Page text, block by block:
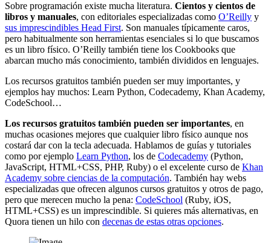
Sobre programación existe mucha literatura. Cientos y cientos de
libros y manuales, con editoriales especializadas como O’Reilly y
sus imprescindibles Head First. Son manuales típicamente caros,
pero habitualmente son herramientas esenciales si lo que buscamos
es un libro físico. O’Reilly también tiene los Cookbooks que
abarcan mucho más conocimiento, también divididos en lenguajes.
Los recursos gratuitos también pueden ser muy importantes, y
ejemplos hay muchos: Learn Python, Codecademy, Khan Academy,
CodeSchool…
Los recursos gratuitos también pueden ser importantes, en
muchas ocasiones mejores que cualquier libro físico aunque nos
costará dar con la tecla adecuada. Hablamos de guías y tutoriales
como por ejemplo Learn Python, los de Codecademy (Python,
JavaScript, HTML+CSS, PHP, Ruby) o el excelente curso de Khan
Academy sobre ciencias de la computación. También hay webs
especializadas que ofrecen algunos cursos gratuitos y otros de pago,
pero que merecen mucho la pena: CodeSchool (Ruby, iOS,
HTML+CSS) es un imprescindible. Si quieres más alternativas, en
Quora tienen un hilo con decenas de estas otras opciones.